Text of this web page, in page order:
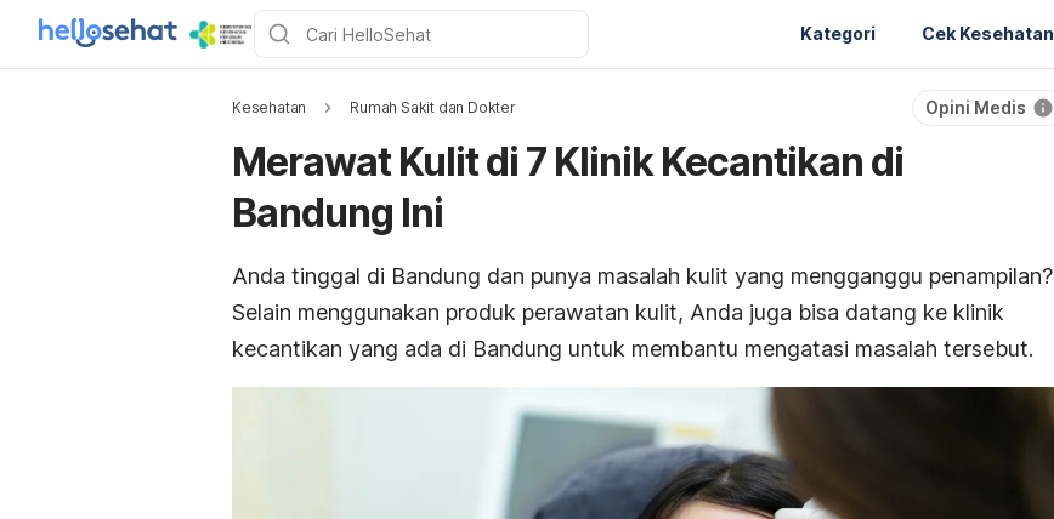
Kategori Cek Kesehatan
Kesehatan Rumah Sakit dan Dokter Opini Medis
Merawat Kulit di 7 Klinik Kecantikan di
Bandung Ini
Anda tinggal di Bandung dan punya masalah kulit yang mengganggu penampilan?
Selain menggunakan produk perawatan kulit, Anda juga bisa datang ke klinik
kecantikan yang ada di Bandung untuk membantu mengatasi masalah tersebut.